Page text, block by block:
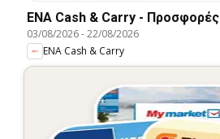
ENA Cash & Carry - Προσφορές
03/08/2026-22/08/2026
ENA Cash & Carry